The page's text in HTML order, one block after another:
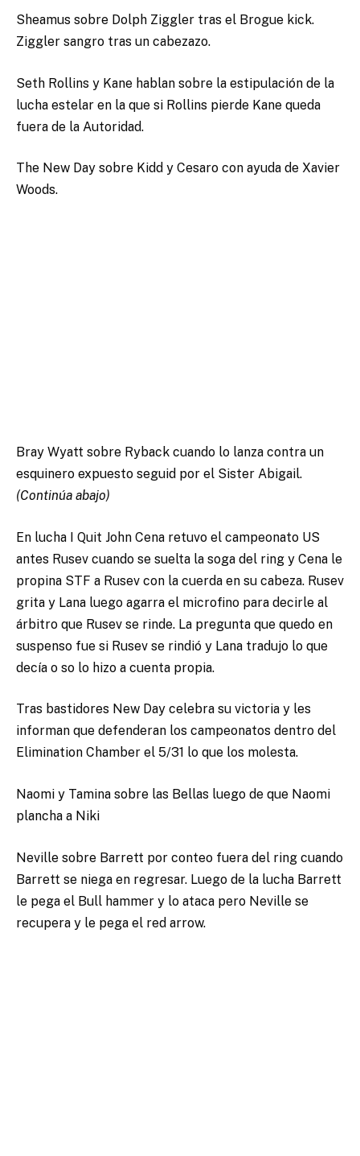
Sheamus sobre Dolph Ziggler tras el Brogue kick.
Ziggler sangro tras un cabezazo.
Seth Rollins y Kane hablan sobre la estipulación de la
lucha estelar en la que si Rollins pierde Kane queda
fuera de la Autoridad.
The New Day sobre Kidd y Cesaro con ayuda de Xavier
Woods.
Bray Wyatt sobre Ryback cuando lo lanza contra un
esquinero expuesto seguid por el Sister Abigail.
(Continúa abajo)
En lucha I Quit John Cena retuvo el campeonato US
antes Rusev cuando se suelta la soga del ring y Cena le
propina STF a Rusev con la cuerda en su cabeza. Rusev
grita y Lana luego agarra el microfino para decirle al
árbitro que Rusev se rinde. La pregunta que quedo en
suspenso fue si Rusev se rindió y Lana tradujo lo que
decía o so lo hizo a cuenta propia.
Tras bastidores New Day celebra su victoria y les
informan que defenderan los campeonatos dentro del
Elimination Chamber el 5/31 lo que los molesta.
Naomi y Tamina sobre las Bellas luego de que Naomi
plancha a Niki
Neville sobre Barrett por conteo fuera del ring cuando
Barrett se niega en regresar. Luego de la lucha Barrett
le pega el Bull hammer y lo ataca pero Neville se
recupera y le pega el red arrow.